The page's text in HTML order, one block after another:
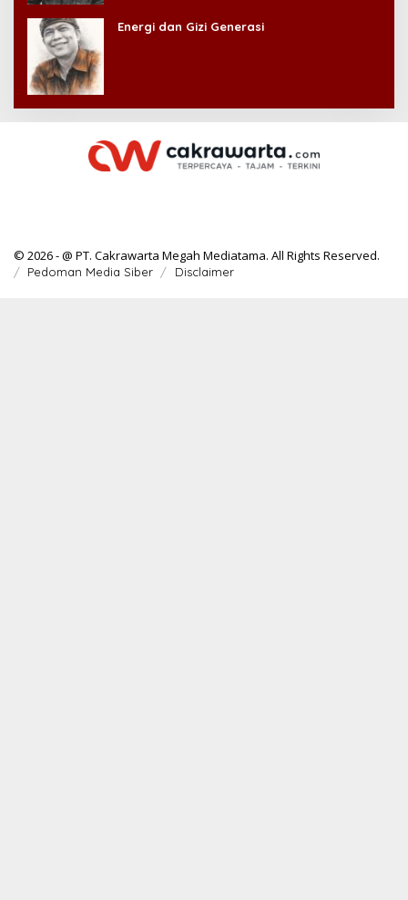
Energi dan Gizi Generasi
© 2026 - @ PT. Cakrawarta Megah Mediatama. All Rights Reserved.
Pedoman Media Siber Disclaimer